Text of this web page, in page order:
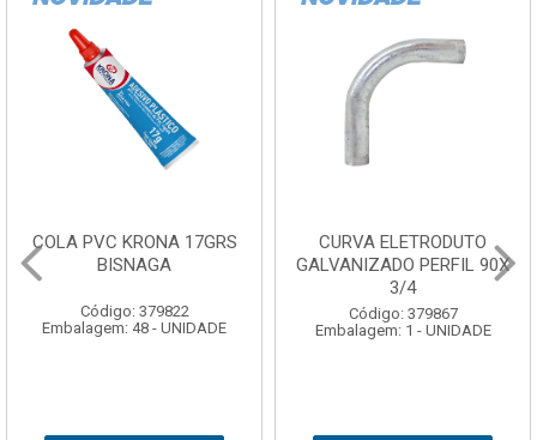
COLA PVC KRONA 17GRS
BISNAGA
Código: 379822
Embalagem: 48 - UNIDADE
CURVA ELETRODUTO
GALVANIZADO PERFIL 90X
3/4
Código: 379867
Embalagem: 1 - UNIDADE